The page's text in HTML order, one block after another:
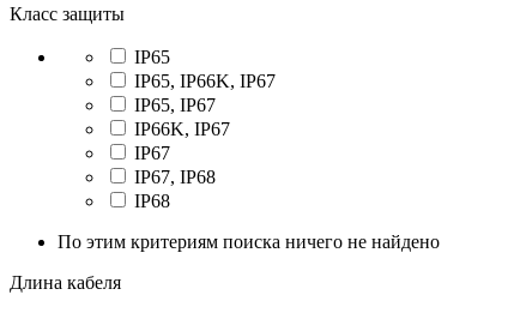
Класс защиты
IP65
IP65, IP66K, IP67
IP65, IP67
IP66K, IP67
IP67
IP67, IP68
IP68
По этим критериям поиска ничего не найдено
Длина кабеля